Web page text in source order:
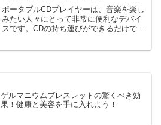
ポータブルCDプレイヤーは、音楽を楽し
みたい人々にとって非常に便利なデバイ
スです。CDの持ち運びができるだけでな
ゲルマニウムブレスレットの驚くべき効
果！健康と美容を手に入れよう！